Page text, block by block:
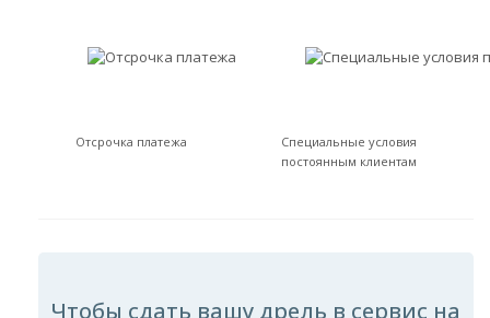
Отсрочка платежа
Специальные условия
постоянным клиентам
Чтобы сдать вашу дрель в сервис на